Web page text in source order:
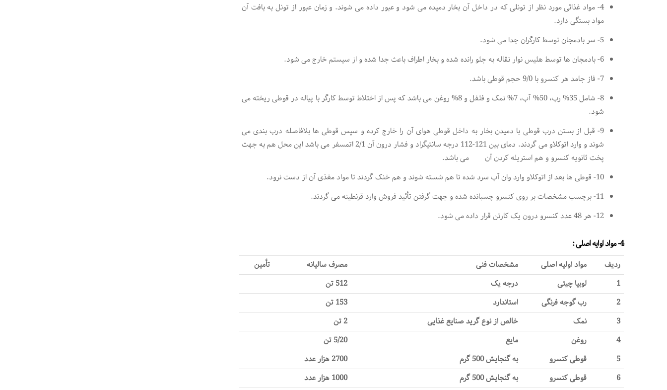
4- مواد غذائی مورد نظر از تونلی که در داخل آن بخار دمیده می شود و عبور داده می شوند. و زمان عبور از تونل به بافت آن
مواد بستگی دارد.
5- سر بادمجان توسط کارگران جدا می شود.
6- بادمجان ها توسط هلیس نوار نقاله به جلو رانده شده و بخار اطراف باعث جدا شده و از سیستم خارج می شود.
7- فاز جامد هر کنسرو با 9/0 حجم قوطی باشد.
8- شامل 35% رب، 50% آب، 7% نمک و فلفل و 8% روغن می باشد که پس از اختلاط توسط کارگر با پیاله در قوطی ریخته می
شود.
9- قبل از بستن درب قوطی با دمیدن بخار به داخل قوطی هوای آن را خارج کرده و سپس قوطی ها بلافاصله درب بندی می
شوند و وارد اتوکلاو می گردند. دمای بین 121-112 درجه سانتیگراد و فشار درون آن 2/1 اتمسفر می باشد این محل هم به جهت
پخت ثانویه کنسرو و هم استریله کردن آن می باشد.
10- قوطی ها بعد از اتوکلاو وارد وان آب سرد شده تا هم شسته شوند و هم خنک گردند تا مواد مغذی آن از دست نرود.
11- برچسب مشخصات بر روی کنسرو چسبانده شده و جهت گرفتن تأئید فروش وارد قرنطینه می گردند.
12- هر 48 عدد کنسرو درون یک کارتن قرار داده می شود.
4- مواد اوایه اصلی :
ردیف مواد اولیه اصلی مشخصات فنی مصرف سالیانه
تأمین
1
لوبیا چیتی درجه یک
512 تن
2
رب گوجه فرنگی استاندارد
153 تن
3
نمک خالص از نوع گرید صنایع غذایی
2 تن
4
روغن مایع
5/20 تن
5
قوطی کنسرو به گنجایش 500 گرم
2700 هزار عدد
6
قوطی کنسرو به گنجایش 500 گرم
1000 هزار عدد